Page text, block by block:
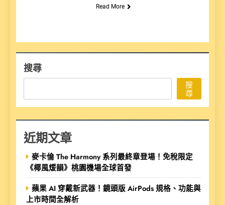
Read More
搜尋
搜
尋
近期文章
麥卡倫 The Harmony 系列最終章登場！免稅限定
《椰風煖韻》桃園機場全球首發
蘋果 AI 穿戴新武器！鏡頭版 AirPods 規格、功能與
上市時間全解析